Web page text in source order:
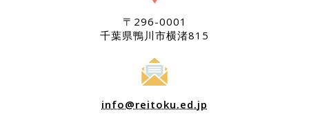
〒296-0001
千葉県鴨川市横渚815
info@reitoku.ed.jp